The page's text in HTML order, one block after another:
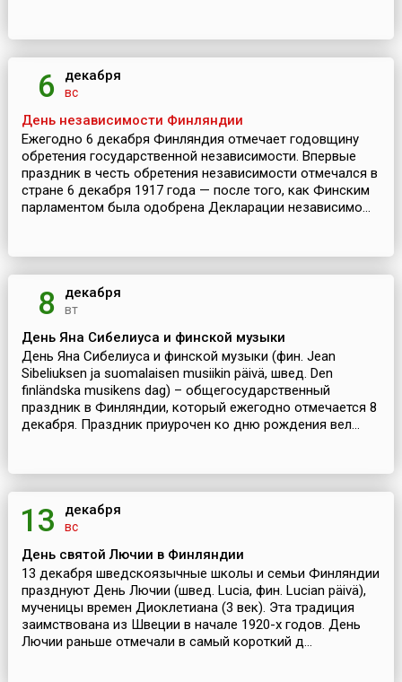
6 декабря
вс
День независимости Финляндии
Ежегодно 6 декабря Финляндия отмечает годовщину
обретения государственной независимости. Впервые
праздник в честь обретения независимости отмечался в
стране 6 декабря 1917 года — после того, как Финским
парламентом была одобрена Декларации независимо...
8 декабря
вт
День Яна Сибелиуса и финской музыки
День Яна Сибелиуса и финской музыки (фин. Jean
Sibeliuksen ja suomalaisen musiikin päivä, швед. Den
finländska musikens dag) – общегосударственный
праздник в Финляндии, который ежегодно отмечается 8
декабря. Праздник приурочен ко дню рождения вел...
13 декабря
вс
День святой Лючии в Финляндии
13 декабря шведскоязычные школы и семьи Финляндии
празднуют День Лючии (швед. Lucia, фин. Lucian päivä),
мученицы времен Диоклетиана (3 век). Эта традиция
заимствована из Швеции в начале 1920-х годов. День
Лючии раньше отмечали в самый короткий д...